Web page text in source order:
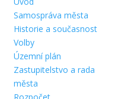
Samospráva města
Historie a současnost
Volby
Územní plán
Zastupitelstvo a rada
města
Rozpočet